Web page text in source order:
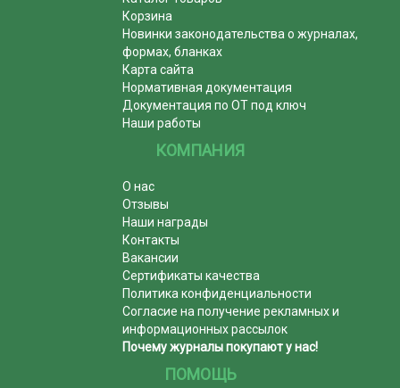
Корзина
Новинки законодательства о журналах,
формах, бланках
Карта сайта
Нормативная документация
Документация по ОТ под ключ
Наши работы
КОМПАНИЯ
О нас
Отзывы
Наши награды
Контакты
Вакансии
Сертификаты качества
Политика конфиденциальности
Согласие на получение рекламных и
информационных рассылок
Почему журналы покупают у нас!
ПОМОЩЬ